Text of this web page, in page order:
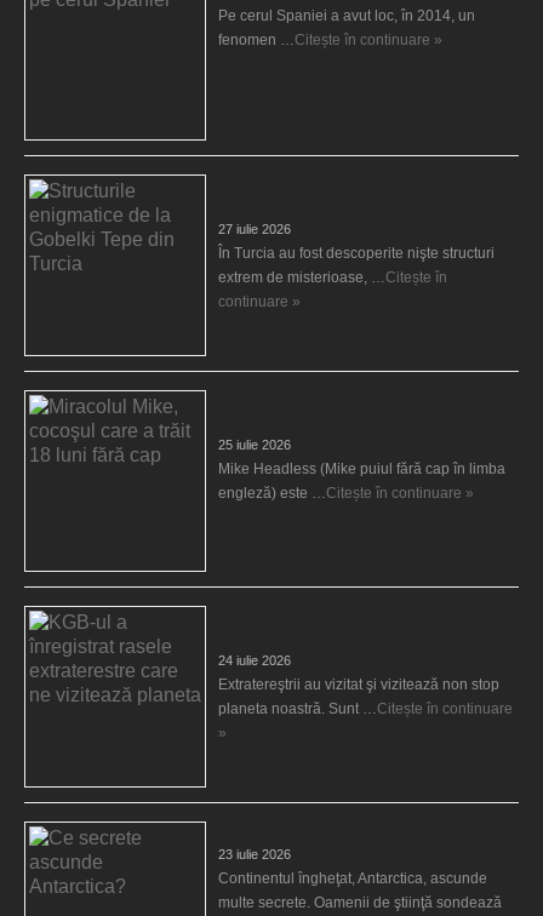
Pe cerul Spaniei a avut loc, în 2014, un
fenomen …Citește în continuare »
27 iulie 2026
În Turcia au fost descoperite nişte structuri
extrem de misterioase, …Citește în
continuare »
25 iulie 2026
Mike Headless (Mike puiul fără cap în limba
engleză) este …Citește în continuare »
24 iulie 2026
Extratereştrii au vizitat şi vizitează non stop
planeta noastră. Sunt …Citește în continuare
»
23 iulie 2026
Continentul îngheţat, Antarctica, ascunde
multe secrete. Oamenii de ştiinţă sondează